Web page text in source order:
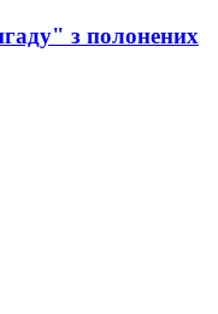
з полонених